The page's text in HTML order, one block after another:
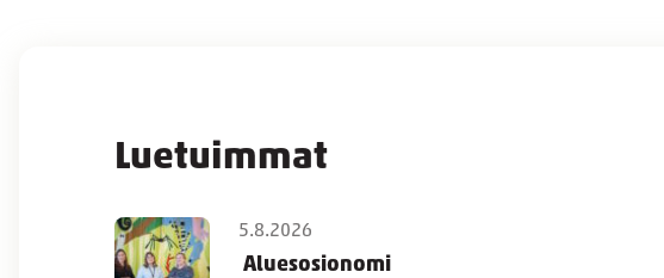
Luetuimmat
5.8.2026
Aluesosionomi